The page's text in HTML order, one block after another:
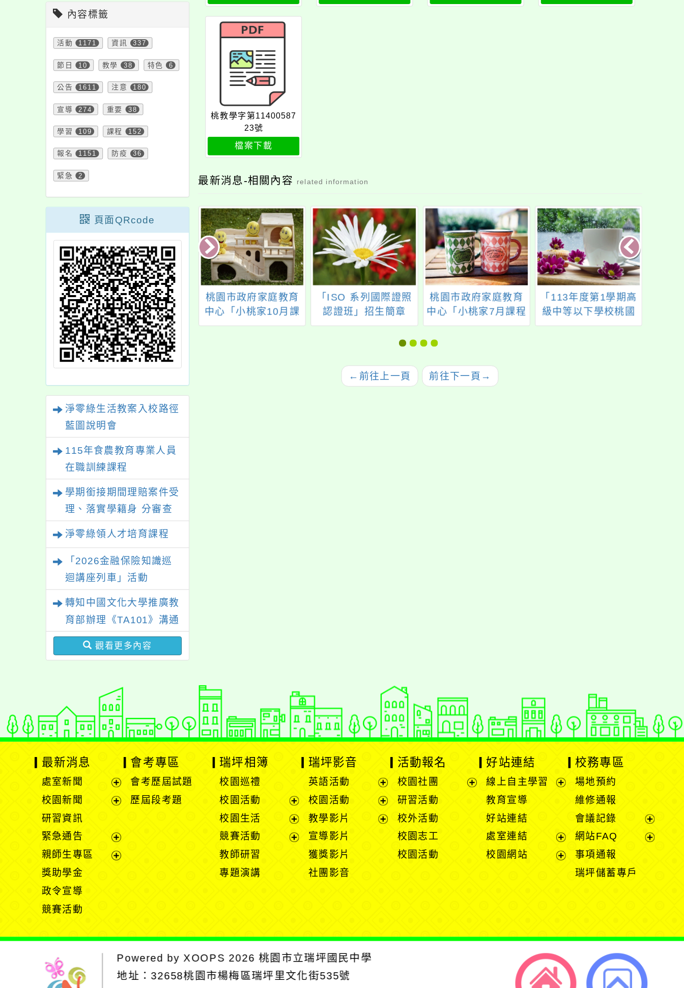
內容標籤
活動 1171 資訊 337
節日 10 教學 38 特色 6
公告 1611 注意 180
宣導 274 重要 38
學習 109 課程 152
報名 1151 防疫 36
緊急 2
頁面QRcode
淨零綠生活教案入校路徑
藍圖說明會
115年食農教育專業人員
在職訓練課程
學期銜接期間理賠案件受
理、落實學籍身 分審查
程序及理賠申請書改版
淨零綠領人才培育課程
「2026金融保險知識巡
迴講座列車」活動
轉知中國文化大學推廣教
育部辦理《TA101》溝通
分析基礎認證課程，歡迎
學生輔導中心人員，以及
作等相關系所師生報名參
加。
觀看更多內容
桃教學字第11400587
23號
檔案下載
最新消息-相關內容 related information
和國中與財團
覺教育基金會
命教育「生命
－尋覓教師的
」教師研習活
迎報名參加，
請查照。
平鎮自造教育及科技
中心辦理114年12月
及115年1月教師研習
桃園市政府家庭教育
中心「小桃家10月課
程資訊」、「青少年
「ISO 系列國際證照
認證班」招生簡章
桃園市政府家庭教育
中心「小桃家7月課程
資訊」、「Hello!新鮮
人系列講座」、「幸
「性別平等教育工作
坊」及「預約幸福生
「113年度第1學期高
級中等以下學校桃國
際教育交流聯盟第三
← 前往上一頁 前往下一頁 →
最新消息
處室新聞
展
開
單
校園新聞
選
單
研習資訊
緊急通告
展
親師生專區
獎助學金
政令宣導
競賽活動
會考專區
會考歷屆試題
歷屆段考題
瑞坪相簿
校園巡禮
校園活動
展
選
校園生活
展
競賽活動
教師研習
專題演講
瑞坪影音
英語活動
展
開
選
校園活動
展
開
教學影片
宣導影片
獲獎影片
社團影音
活動報名
校園社團
研習活動
校外活動
校園志工
校園活動
好站連結
線上自主學習
單
教育宣導
好站連結
處室連結
展
校園網站
校務專區
場地預約
維修通報
會議記錄
展
網站FAQ
事項通報
瑞坪儲蓄專戶
Powered byXOOPS 2026桃園市立瑞坪國民中學
地址： 32658桃園市楊梅區瑞坪里文化街535號